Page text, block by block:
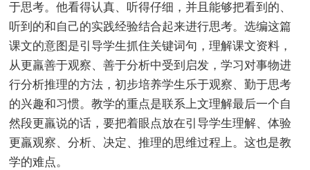
于思考。他看得认真、听得仔细，并且能够把看到的、
听到的和自己的实践经验结合起来进行思考。选编这篇
课文的意图是引导学生抓住关键词句，理解课文资料，
从更羸善于观察、善于分析中受到启发，学习对事物进
行分析推理的方法，初步培养学生乐于观察、勤于思考
的兴趣和习惯。教学的重点是联系上文理解最后一个自
然段更羸说的话，要把着眼点放在引导学生理解、体验
更羸观察、分析、决定、推理的思维过程上。这也是教
学的难点。